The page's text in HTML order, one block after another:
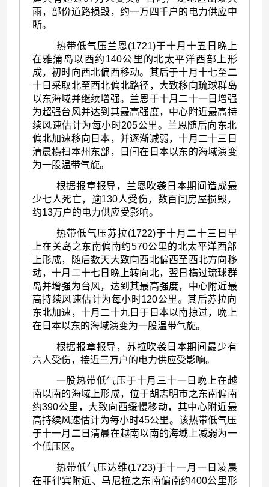
雨，部份道路损毁，约一万四千户的电力供应中
断。
热带低气压兰恩(1721)于十月十五日晩上
在雅蒲岛以西约140公里的北太平洋西部上形
成，初时向西北偏西移动。其后于十月十七至二
十日采取北至西北偏北路径，大致移向琉球群岛
以东海域并继续增强。兰恩于十月二十一日增强
为超强台风并达到其最高强度，中心附近最高持
续风速估计为每小时205公里。兰恩随后向东北
偏北加速移向日本，并逐渐减弱，十月二十三日
清晨横扫本州东部，日间在日本以东的海域演变
为一股温带气旋。
根据报章报导，兰恩吹袭日本期间造成最
少七人死亡，逾130人受伤，数百间房屋损毁，
约13万户的电力供应受影响。
热带低气压苏拉(1722)于十月二十三日早
上在关岛之东南偏南约570公里的北太平洋西部
上形成，随后数天大致向西北偏西至西北方向移
动，十月二十七日晩上转向北，翌日横过琉球群
岛并增强为台风，达到其最高强度，中心附近最
高持续风速估计为每小时120公里。其后苏拉向
东北加速，十月二十九日于日本以南掠过，晩上
在日本以东的海域演变为一股温带气旋。
根据报章报导，苏拉吹袭日本期间最少有
六人受伤，接近三万户的电力供应受影响。
一股热带低气压于十月三十一日晩上在越
南以南的海域上形成，位于胡志明市之东南偏南
约390公里，大致向西缓慢移动，其中心附近最
高持续风速估计为每小时45公里。该热带低气压
于十一月二日清晨在越南以南的海域上减弱为一
个低压区。
热带低气压达维(1723)于十一月一日凌晨
在菲律宾附近、马尼拉之东南偏南约400公里形